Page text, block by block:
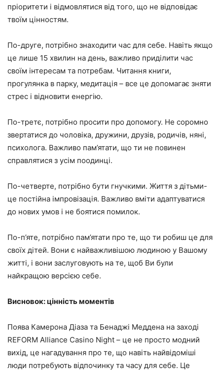
пріоритети і відмовлятися від того, що не відповідає
твоїм цінностям.
По-друге, потрібно знаходити час для себе. Навіть якщо
це лише 15 хвилин на день, важливо приділити час
своїм інтересам та потребам. Читання книги,
прогулянка в парку, медитація – все це допомагає зняти
стрес і відновити енергію.
По-третє, потрібно просити про допомогу. Не соромно
звертатися до чоловіка, дружини, друзів, родичів, няні,
психолога. Важливо пам’ятати, що ти не повинен
справлятися з усім поодинці.
По-четверте, потрібно бути гнучкими. Життя з дітьми-
це постійна імпровізація. Важливо вміти адаптуватися
до нових умов і не боятися помилок.
По-п’яте, потрібно пам’ятати про те, що ти робиш це для
своїх дітей. Вони є найважливішою людиною у Вашому
житті, і вони заслуговують на те, щоб Ви були
найкращою версією себе.
Висновок: цінність моментів
Поява Камерона Діаза та Бенаджі Меддена на заході
REFORM Alliance Casino Night – це не просто модний
вихід, це нагадування про те, що навіть найвідоміші
люди потребують відпочинку та часу для себе. Це